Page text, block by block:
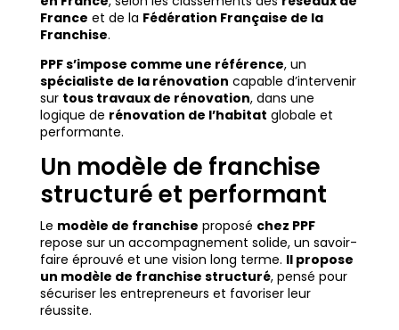
France et de la Fédération Française de la
Franchise.
PPF s’impose comme une référence, un
spécialiste de la rénovation capable d’intervenir
sur tous travaux de rénovation, dans une
logique de rénovation de l’habitat globale et
performante.
Un modèle de franchise
structuré et performant
Le modèle de franchise proposé chez PPF
repose sur un accompagnement solide, un savoir-
faire éprouvé et une vision long terme. Il propose
un modèle de franchise structuré, pensé pour
sécuriser les entrepreneurs et favoriser leur
réussite.